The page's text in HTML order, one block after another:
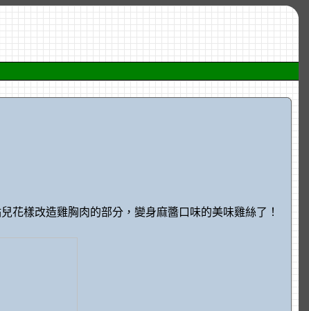
花樣改造雞胸肉的部分，變身麻醬口味的美味雞絲了！